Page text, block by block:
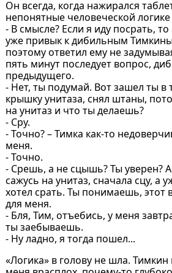
Он всегда, когда нажирался
непонятные человеческой
- В смысле? Если я иду посрать, то
уже привык к дибильным
поэтому ответил ему не
пять минут последует вопрос,
предыдущего.
- Нет, ты подумай. Вот зашел ты в
крышку унитаза, снял штаны,
на унитаз и что ты делаешь?
- Сру.
- Точно? – Тимка как-то
меня.
- Точно.
- Срешь, а не сцышь? Ты уверен?
сажусь на унитаз, сначала сцу, а
хотел срать. Ты понимаешь, этот
для меня.
- Бля, Тим, отъебись, у меня
ты заебываешь.
- Ну ладно, я тогда пошел...
«Логика» в голову не шла.